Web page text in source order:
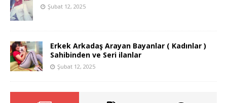
Şubat 12, 2025
Erkek Arkadaş Arayan Bayanlar ( Kadınlar )
Sahibinden ve Seri ilanlar
Şubat 12, 2025